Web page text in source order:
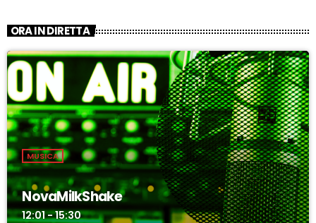
ORA IN DIRETTA
MUSICA
NovaMilkShake
12:01 - 15:30